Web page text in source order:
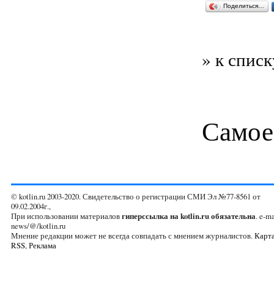
Поделиться…
» к
© kotlin.ru 2003-2020. Свидетельство о регистрации СМИ Эл №77-8561 от
09.02.2004г.,
При использовании материаловгиперссылка на kotlin.ru обязательна. e-
news/@/kotlin.ru
Мнение редакции может не всегда совпадать с мнением журналистов.
RSS,Реклама